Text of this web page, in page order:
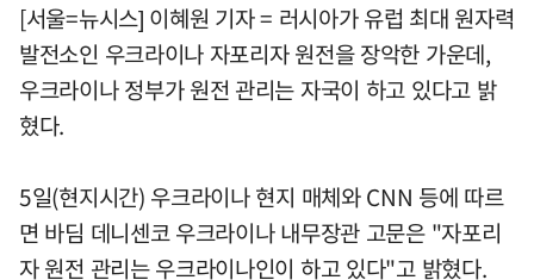
[서울=뉴시스] 이혜원 기자 = 러시아가 유럽 최대 원자력
발전소인 우크라이나 자포리자 원전을 장악한 가운데,
우크라이나 정부가 원전 관리는 자국이 하고 있다고 밝
혔다.
5일(현지시간) 우크라이나 현지 매체와 CNN 등에 따르
면 바딤 데니센코 우크라이나 내무장관 고문은 "자포리
자 원전 관리는 우크라이나인이 하고 있다"고 밝혔다.